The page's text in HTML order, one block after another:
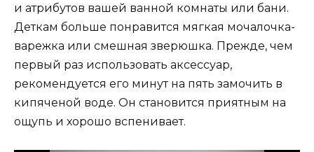
и атрибутов вашей ванной комнаты или бани.
Деткам больше понравится мягкая мочалочка-
варежка или смешная зверюшка. Прежде, чем
первый раз использовать аксессуар,
рекомендуется его минут на пять замочить в
кипяченой воде. Он становится приятным на
ощупь и хорошо вспенивает.